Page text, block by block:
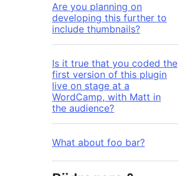
Are you planning on
developing this further to
include thumbnails?
Is it true that you coded the
first version of this plugin
live on stage at a
WordCamp, with Matt in
the audience?
What about foo bar?